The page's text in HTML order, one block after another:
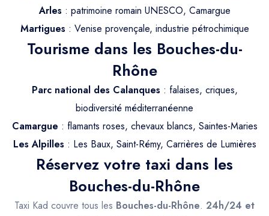
Arles : patrimoine romain UNESCO, Camargue
Martigues : Venise provençale, industrie pétrochimique
Tourisme dans les Bouches-du-
Rhône
Parc national des Calanques : falaises, criques,
biodiversité méditerranéenne
Camargue : flamants roses, chevaux blancs, Saintes-Maries
Les Alpilles : Les Baux, Saint-Rémy, Carrières de Lumières
Réservez votre taxi dans les
Bouches-du-Rhône
Taxi Kad couvre tous les Bouches-du-Rhône. 24h/24 et